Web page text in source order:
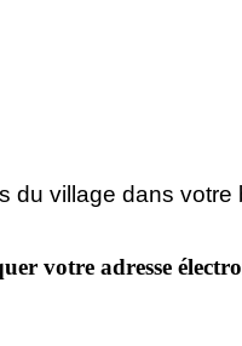
du village dans votre
votre adresse